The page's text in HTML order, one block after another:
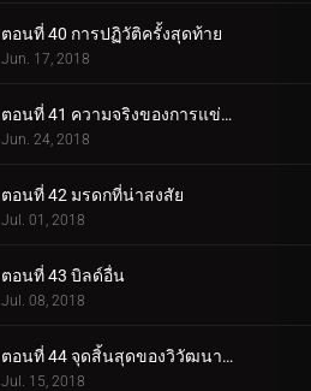
ตอนที่ 40 การปฏิวัติครั้งสุดท้าย
Jun. 17, 2018
ตอนที่ 41 ความจริงของการแข่งขันที่ดีที่สุด
Jun. 24, 2018
ตอนที่ 42 มรดกที่น่าสงสัย
Jul. 01, 2018
ตอนที่ 43 บิลด์อื่น
Jul. 08, 2018
ตอนที่ 44 จุดสิ้นสุดของวิวัฒนาการ
Jul. 15, 2018